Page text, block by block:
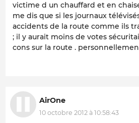
victime d un chauffard et en
me dis que si les journaux
accidents de la route comme ils
; il y aurait moins de votes
cons sur la route .
AirOne
10 octobre 2012 à 10:58:43